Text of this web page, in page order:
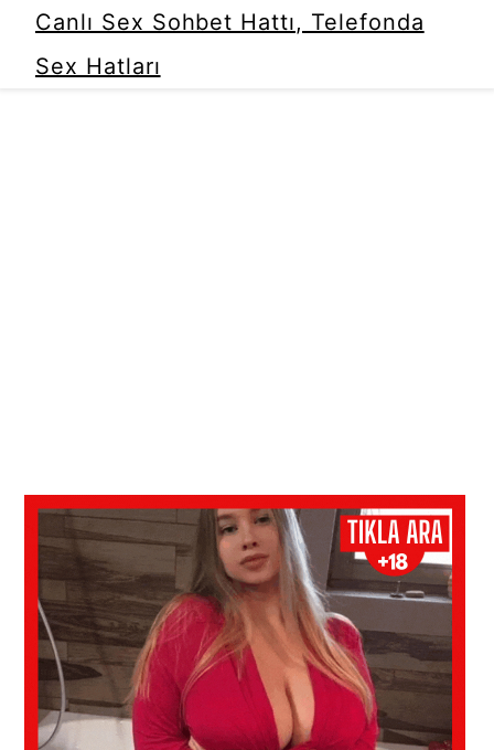
Canlı Sex Sohbet Hattı, Telefonda
Sex Hatları